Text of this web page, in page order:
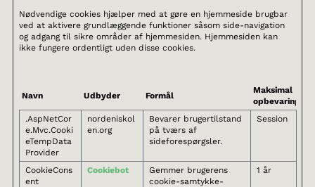
Nødvendige cookies hjælper med at gøre en hjemmeside brugbar
ved at aktivere grundlæggende funktioner såsom side-navigation
og adgang til sikre områder af hjemmesiden. Hjemmesiden kan
ikke fungere ordentligt uden disse cookies.
Navn Udbyder Formål
Maksimal
opbevaringstid
.AspNetCor
e.Mvc.Cooki
eTempData
Provider
nordeniskol
en.org
Bevarer brugertilstand
på tværs af
sideforespørgsler.
Session
CookieCons
ent
Cookiebot
Gemmer brugerens
cookie-samtykke-
1 år